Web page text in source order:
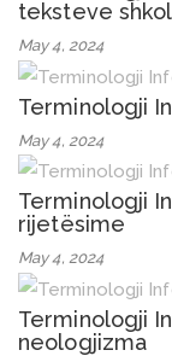
teksteve
May 4, 2024
Terminologji
May 4, 2024
Terminologji
rijetësime
May 4, 2024
Terminologji
neologjizma